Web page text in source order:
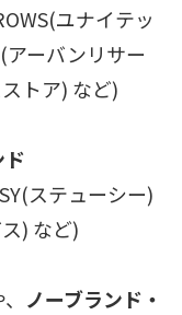
ユナイテッ
アーバンリサー
トア) など)
ステューシー)
) など)
ノーブランド・